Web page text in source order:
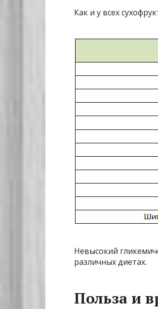
Как и у всех
Невысокий
различных диетах.
Польза и